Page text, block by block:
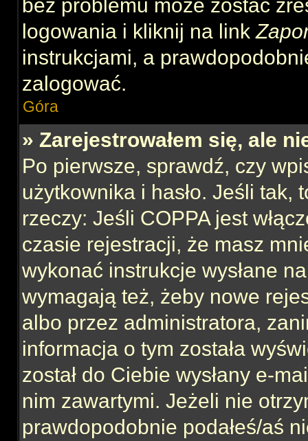
bez problemu może zostać
logowania i kliknij na link
instrukcjami, a
zalogować.
Góra
» Zarejestrowałem się, ale
Po pierwsze, sprawdź, czy
użytkownika i hasło. Jeśli tak,
rzeczy: Jeśli COPPA jest
czasie rejestracji, że masz
wykonać instrukcje wysłane
wymagają też, żeby nowe
albo przez administratora,
informacja o tym została
został do Ciebie wysłany e-
nim zawartymi. Jeżeli nie
prawdopodobnie podałeś/aś